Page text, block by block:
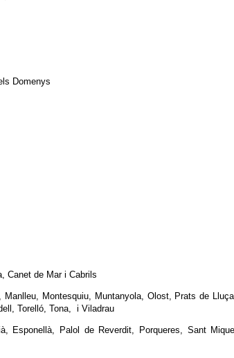
Domenys
Canet de Mar i Cabrils
Montesquiu, Muntanyola, Olost, Prats de
Torelló, Tona, i Viladrau
Esponellà, Palol de Reverdit, Porqueres, Sant